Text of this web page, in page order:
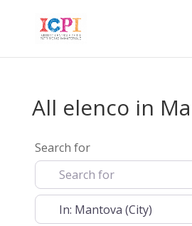
All elenco in
Search for
Near